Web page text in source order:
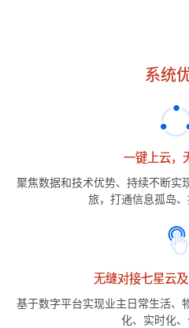
系统
一键上云，
聚焦数据和技术优势、持续不断实
旅，打通信息孤岛、
无缝对接七星云
基于数字平台实现业主日常生活、
化、实时化、